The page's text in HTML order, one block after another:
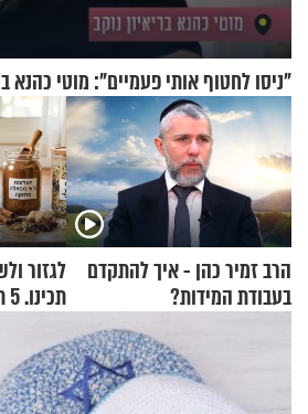
"ניסו לחטוף אותי פעמיים": מוטי כהנא
הרב זמיר כהן - איך להתקדם
בעבודת המידות?
לגזור